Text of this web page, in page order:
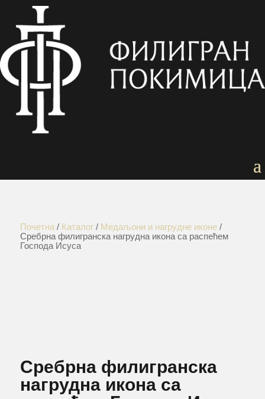
Почетна / Каталог/ Медаљони и нагрудне иконе/
Сребрна филигранска нагрудна икона са распећем
Господа Исуса
Сребрна филигранска
нагрудна икона са